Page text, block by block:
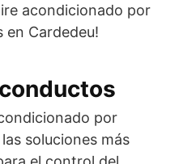
acondicionado por
en Cardedeu!
por
soluciones más